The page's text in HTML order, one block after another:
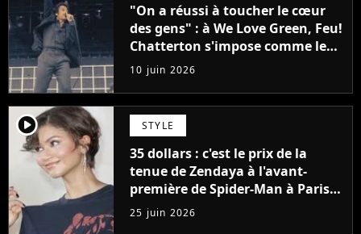
"On a réussi à toucher le cœur
des gens" : à We Love Green, Feu!
Chatterton s'impose comme le
groupe rock français de sa
génération
10 juin 2026
player2 STYLE
35 dollars : c'est le prix de la
tenue de Zendaya à l'avant-
première de Spider-Man à Paris,
"Le style n'a pas besoin de coûter
une fortune"
25 juin 2026